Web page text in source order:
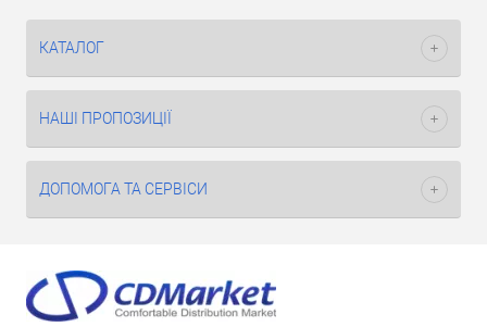
КАТАЛОГ
НАШІ ПРОПОЗИЦІЇ
ДОПОМОГА ТА СЕРВІСИ